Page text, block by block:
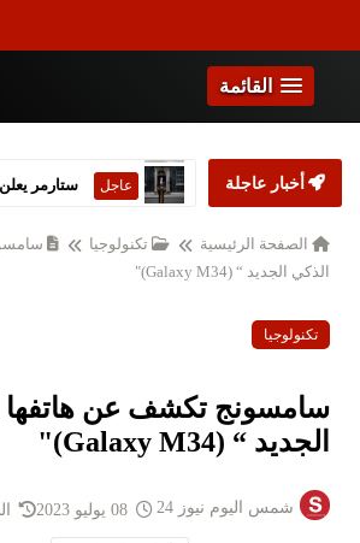
القائمة
أخبار عاجلة عاجل
الصفحة الرئيسية تكنولوجيا
الذكي الجديد “ (Galaxy M34)"
تكنولوجيا
سامسونج تكشف عن هاتفها
الجديد “ (Galaxy M34)"
شمس اليوم نيوز 24